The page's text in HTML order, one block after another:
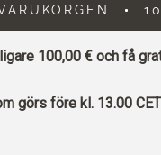
100,00 €och få
görs före kl. 13.00